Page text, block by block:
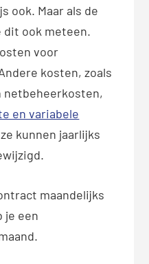
ook. Maar als de
dit ook meteen.
voor
kosten, zoals
en variabele
kunnen jaarlijks
maandelijks
je een